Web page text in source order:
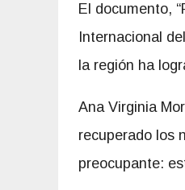
El documento,
Internacional
la región ha
Ana Virginia
recuperado los
preocupante: